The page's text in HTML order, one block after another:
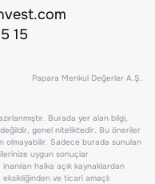
15
Papara Menkul Değerler A.Ş.
Burada yer alan bilgi,
değildir, genel niteliktedir. Bu öneriler
olmayabilir. Sadece burada sunulan
uygun sonuçlar
halka açık kaynaklardan
ve ticari amaçlı